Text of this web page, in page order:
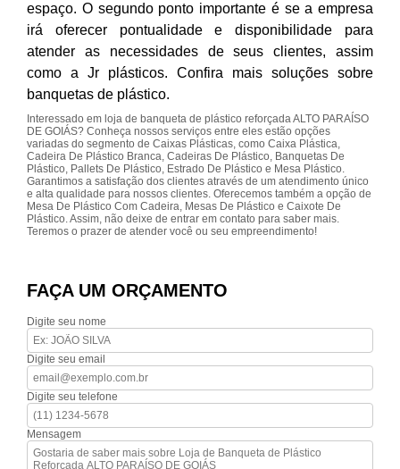
espaço. O segundo ponto importante é se a empresa
irá oferecer pontualidade e disponibilidade para
atender as necessidades de seus clientes, assim
como a Jr plásticos. Confira mais soluções sobre
banquetas de plástico.
Interessado em loja de banqueta de plástico reforçada ALTO PARAÍSO
DE GOIÁS? Conheça nossos serviços entre eles estão opções
variadas do segmento de Caixas Plásticas, como Caixa Plástica,
Cadeira De Plástico Branca, Cadeiras De Plástico, Banquetas De
Plástico, Pallets De Plástico, Estrado De Plástico e Mesa Plástico.
Garantimos a satisfação dos clientes através de um atendimento único
e alta qualidade para nossos clientes. Oferecemos também a opção de
Mesa De Plástico Com Cadeira, Mesas De Plástico e Caixote De
Plástico. Assim, não deixe de entrar em contato para saber mais.
Teremos o prazer de atender você ou seu empreendimento!
FAÇA UM ORÇAMENTO
Digite seu nome
Digite seu email
Digite seu telefone
Mensagem